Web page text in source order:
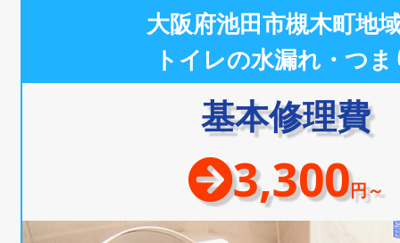
大阪府池田市槻木町地
トイレの水漏れ・つま
基本修理費
3,300円～